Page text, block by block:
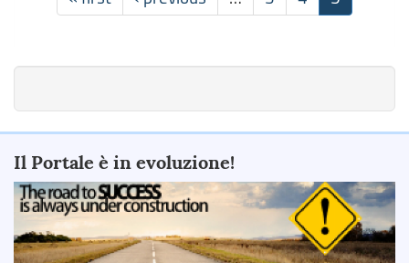
Il Portale è in evoluzione!